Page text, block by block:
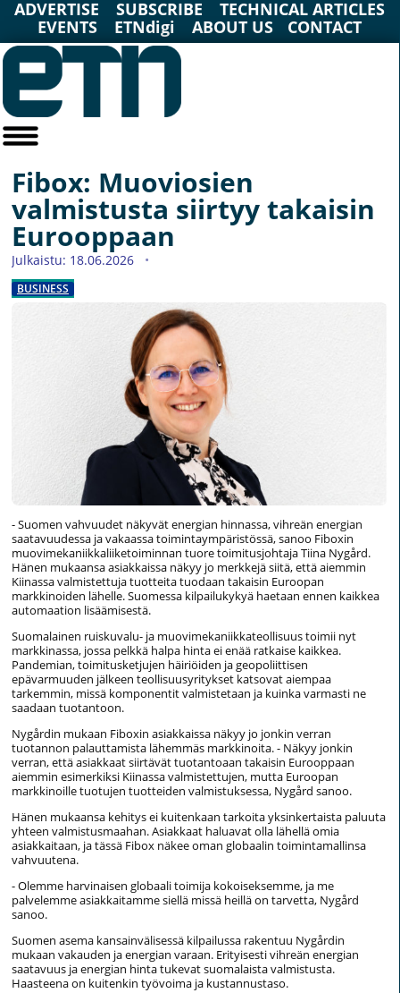
ADVERTISE SUBSCRIBE
TECHNICAL ARTICLES
EVENTS
ETNdigi ABOUT US CONTACT
Fibox: Muoviosien
valmistusta siirtyy takaisin
Eurooppaan
Julkaistu: 18.06.2026
BUSINESS
- Suomen vahvuudet näkyvät energian hinnassa, vihreän energian
saatavuudessa ja vakaassa toimintaympäristössä, sanoo Fiboxin
muovimekaniikkaliiketoiminnan tuore toimitusjohtaja Tiina Nygård.
Hänen mukaansa asiakkaissa näkyy jo merkkejä siitä, että aiemmin
Kiinassa valmistettuja tuotteita tuodaan takaisin Euroopan
markkinoiden lähelle. Suomessa kilpailukykyä haetaan ennen kaikkea
automaation lisäämisestä.
Suomalainen ruiskuvalu- ja muovimekaniikkateollisuus toimii nyt
markkinassa, jossa pelkkä halpa hinta ei enää ratkaise kaikkea.
Pandemian, toimitusketjujen häiriöiden ja geopoliittisen
epävarmuuden jälkeen teollisuusyritykset katsovat aiempaa
tarkemmin, missä komponentit valmistetaan ja kuinka varmasti ne
saadaan tuotantoon.
Nygårdin mukaan Fiboxin asiakkaissa näkyy jo jonkin verran
tuotannon palauttamista lähemmäs markkinoita. - Näkyy jonkin
verran, että asiakkaat siirtävät tuotantoaan takaisin Eurooppaan
aiemmin esimerkiksi Kiinassa valmistettujen, mutta Euroopan
markkinoille tuotujen tuotteiden valmistuksessa, Nygård sanoo.
Hänen mukaansa kehitys ei kuitenkaan tarkoita yksinkertaista paluuta
yhteen valmistusmaahan. Asiakkaat haluavat olla lähellä omia
asiakkaitaan, ja tässä Fibox näkee oman globaalin toimintamallinsa
vahvuutena.
- Olemme harvinaisen globaali toimija kokoiseksemme, ja me
palvelemme asiakkaitamme siellä missä heillä on tarvetta, Nygård
sanoo.
Suomen asema kansainvälisessä kilpailussa rakentuu Nygårdin
mukaan vakauden ja energian varaan. Erityisesti vihreän energian
saatavuus ja energian hinta tukevat suomalaista valmistusta.
Haasteena on kuitenkin työvoima ja kustannustaso.